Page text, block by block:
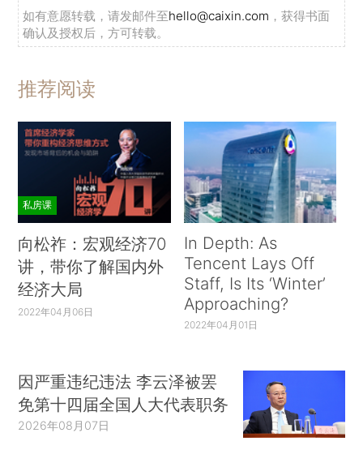
如有意愿转载，请发邮件至hello@caixin.com ，获得书面
确认及授权后，方可转载。
推荐阅读
私房课
向松祚：宏观经济70
讲，带你了解国内外
经济大局
2022年04月06日
In Depth: As
Tencent Lays Off
Staff, Is Its ‘Winter’
Approaching?
2022年04月01日
因严重违纪违法 李云泽被罢
免第十四届全国人大代表职务
2026年08月07日